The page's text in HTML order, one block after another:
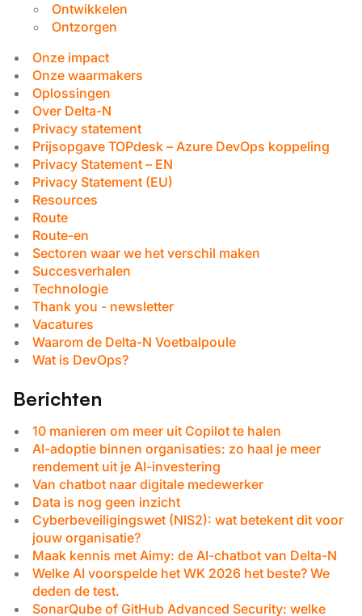
Ontwikkelen
Ontzorgen
Onze impact
Onze waarmakers
Oplossingen
Over Delta-N
Privacy statement
Prijsopgave TOPdesk – Azure DevOps koppeling
Privacy Statement – EN
Privacy Statement (EU)
Resources
Route
Route-en
Sectoren waar we het verschil maken
Succesverhalen
Technologie
Thank you - newsletter
Vacatures
Waarom de Delta-N Voetbalpoule
Wat is DevOps?
Berichten
10 manieren om meer uit Copilot te halen
AI-adoptie binnen organisaties: zo haal je meer
rendement uit je AI-investering
Van chatbot naar digitale medewerker
Data is nog geen inzicht
Cyberbeveiligingswet (NIS2): wat betekent dit voor
jouw organisatie?
Maak kennis met Aimy: de AI-chatbot van Delta-N
Welke AI voorspelde het WK 2026 het beste? We
deden de test.
SonarQube of GitHub Advanced Security: welke